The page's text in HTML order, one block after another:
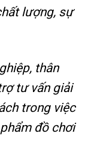
lượng, sự
thân
tư vấn giải
trong việc
đồ chơi